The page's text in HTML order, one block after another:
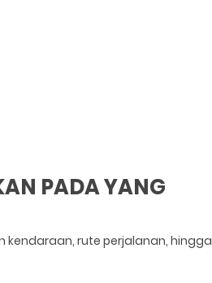
PADA YANG
kendaraan, rute perjalanan, hingga